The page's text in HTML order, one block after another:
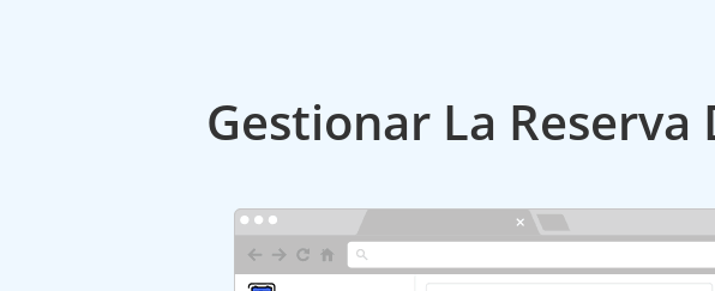
Gestionar La Reserva